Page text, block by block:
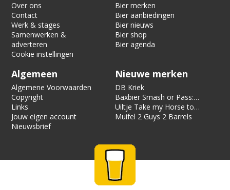
Over ons
Contact
Werk & stages
Samenwerken &
adverteren
Cookie instellingen
Bier merken
Bier aanbiedingen
Bier nieuws
Bier shop
Bier agenda
Algemeen
Algemene Voorwaarden
Copyright
Links
Jouw eigen account
Nieuwsbrief
Nieuwe merken
DB Kriek
Baxbier Smash or Pass:
Strata
Uiltje Take my Horse to
the Hotel Room
Muifel 2 Guys 2 Barrels